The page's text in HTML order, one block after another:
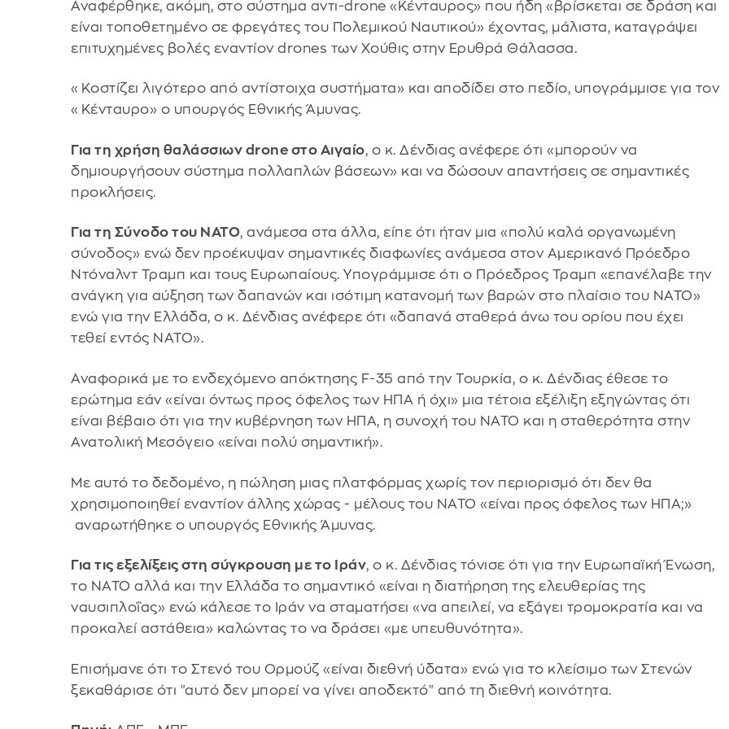
Αναφέρθηκε, ακόμη, στο σύστημα αντι-drone «Κένταυρος» που ήδη «βρίσκεται σε δράση και
είναι τοποθετημένο σε φρεγάτες του Πολεμικού Ναυτικού» έχοντας, μάλιστα, καταγράψει
επιτυχημένες βολές εναντίον drones των Χούθις στην Ερυθρά Θάλασσα.
«Κοστίζει λιγότερο από αντίστοιχα συστήματα» και αποδίδει στο πεδίο, υπογράμμισε για τον
«Κένταυρο» ο υπουργός Εθνικής Άμυνας.
Για τη χρήση θαλάσσιων drone στο Αιγαίο, ο κ. Δένδιας ανέφερε ότι «μπορούν να
δημιουργήσουν σύστημα πολλαπλών βάσεων» και να δώσουν απαντήσεις σε σημαντικές
προκλήσεις.
Για τη Σύνοδο του ΝΑΤΟ, ανάμεσα στα άλλα, είπε ότι ήταν μια «πολύ καλά οργανωμένη
σύνοδος» ενώ δεν προέκυψαν σημαντικές διαφωνίες ανάμεσα στον Αμερικανό Πρόεδρο
Ντόναλντ Τραμπ και τους Ευρωπαίους. Υπογράμμισε ότι ο Πρόεδρος Τραμπ «επανέλαβε την
ανάγκη για αύξηση των δαπανών και ισότιμη κατανομή των βαρών στο πλαίσιο του ΝΑΤΟ»
ενώ για την Ελλάδα, ο κ. Δένδιας ανέφερε ότι «δαπανά σταθερά άνω του ορίου που έχει
τεθεί εντός ΝΑΤΟ».
Αναφορικά με το ενδεχόμενο απόκτησης F-35 από την Τουρκία, ο κ. Δένδιας έθεσε το
ερώτημα εάν «είναι όντως προς όφελος των ΗΠΑ ή όχι» μια τέτοια εξέλιξη εξηγώντας ότι
είναι βέβαιο ότι για την κυβέρνηση των ΗΠΑ, η συνοχή του ΝΑΤΟ και η σταθερότητα στην
Ανατολική Μεσόγειο «είναι πολύ σημαντική».
Με αυτό το δεδομένο, η πώληση μιας πλατφόρμας χωρίς τον περιορισμό ότι δεν θα
χρησιμοποιηθεί εναντίον άλλης χώρας - μέλους του ΝΑΤΟ «είναι προς όφελος των ΗΠΑ;»
αναρωτήθηκε ο υπουργός Εθνικής Άμυνας.
Για τις εξελίξεις στη σύγκρουση με το Ιράν, ο κ. Δένδιας τόνισε ότι για την Ευρωπαϊκή Ένωση,
το ΝΑΤΟ αλλά και την Ελλάδα το σημαντικό «είναι η διατήρηση της ελευθερίας της
ναυσιπλοΐας» ενώ κάλεσε το Ιράν να σταματήσει «να απειλεί, να εξάγει τρομοκρατία και να
προκαλεί αστάθεια» καλώντας το να δράσει «με υπευθυνότητα».
Επισήμανε ότι το Στενό του Ορμούζ «είναι διεθνή ύδατα» ενώ για το κλείσιμο των Στενών
ξεκαθάρισε ότι "αυτό δεν μπορεί να γίνει αποδεκτό" από τη διεθνή κοινότητα.